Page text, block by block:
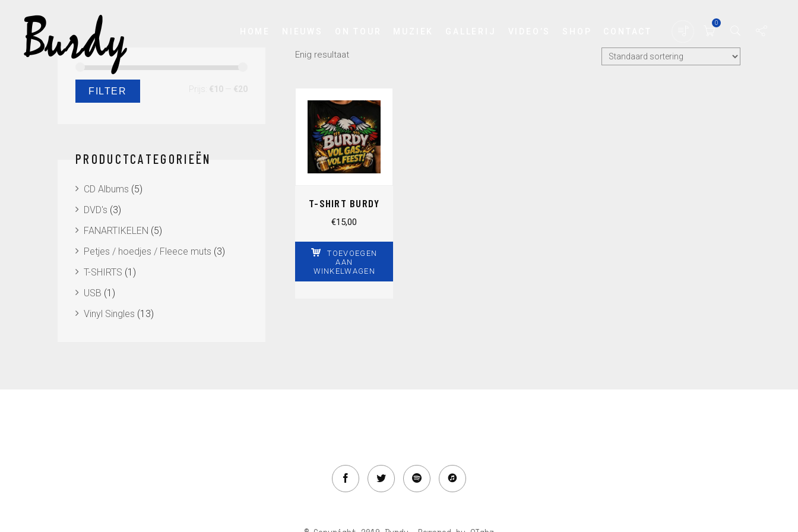
0
Enig resultaat
T-SHIRT BURDY
€15,00
TOEVOEGEN
AAN
WINKELWAGEN
Min.
Max.FILTER Prijs: €10 €20
PRODUCTCATEGORIEËN
CD Albums (5)
DVD's (3)
FANARTIKELEN (5)
Petjes / hoedjes / Fleece muts (3)
T-SHIRTS (1)
USB (1)
Vinyl Singles (13)